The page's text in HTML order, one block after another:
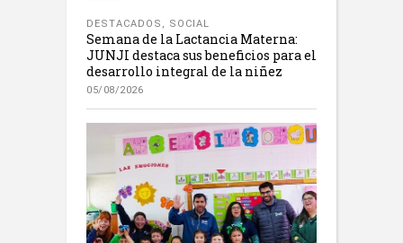
DESTACADOS SOCIAL
Semana de la Lactancia Materna:
JUNJI destaca sus beneficios para el
desarrollo integral de la niñez
05/08/2026